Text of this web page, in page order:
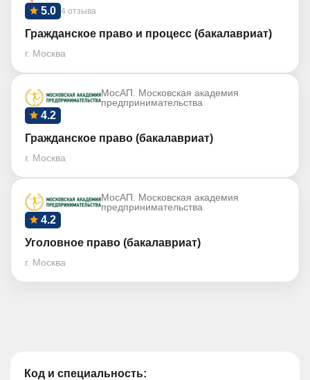
4 отзыва
5.0
Гражданское право и процесс (бакалавриат)
г. Москва
МосАП. Московская академия
предпринимательства
4.2
Гражданское право (бакалавриат)
г. Москва
МосАП. Московская академия
предпринимательства
4.2
Уголовное право (бакалавриат)
г. Москва
Код и специальность: